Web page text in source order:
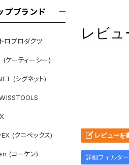
プブランド
ロプロダクツ
ケーティーシー)
(シグネット)
(クニペックス)
(コーケン)
レビュ
レビューを
詳細フィルター